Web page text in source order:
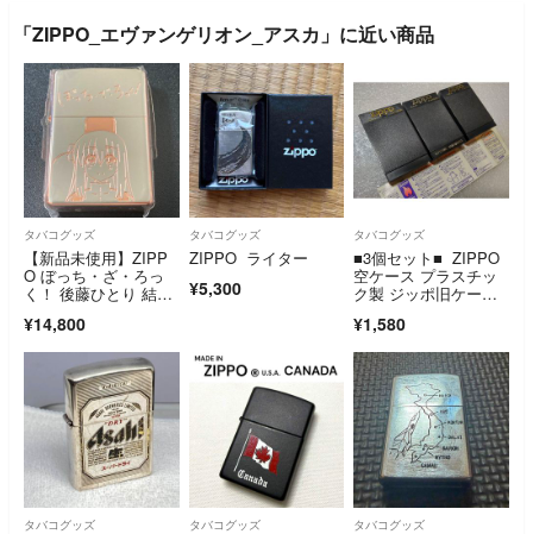
「ZIPPO_エヴァンゲリオン_アスカ」に近い商品
タバコグッズ
【新品未使用】ZIPP
O ぼっち・ざ・ろっ
く！ 後藤ひとり 結束
¥14,800
タバコグッズ
ZIPPO ライター
¥5,300
タバコグッズ
■3個セット■ ZIPPO
空ケース プラスチッ
ク製 ジッポ旧ケー
¥1,580
タバコグッズ タバコグッズ タバコグッズ